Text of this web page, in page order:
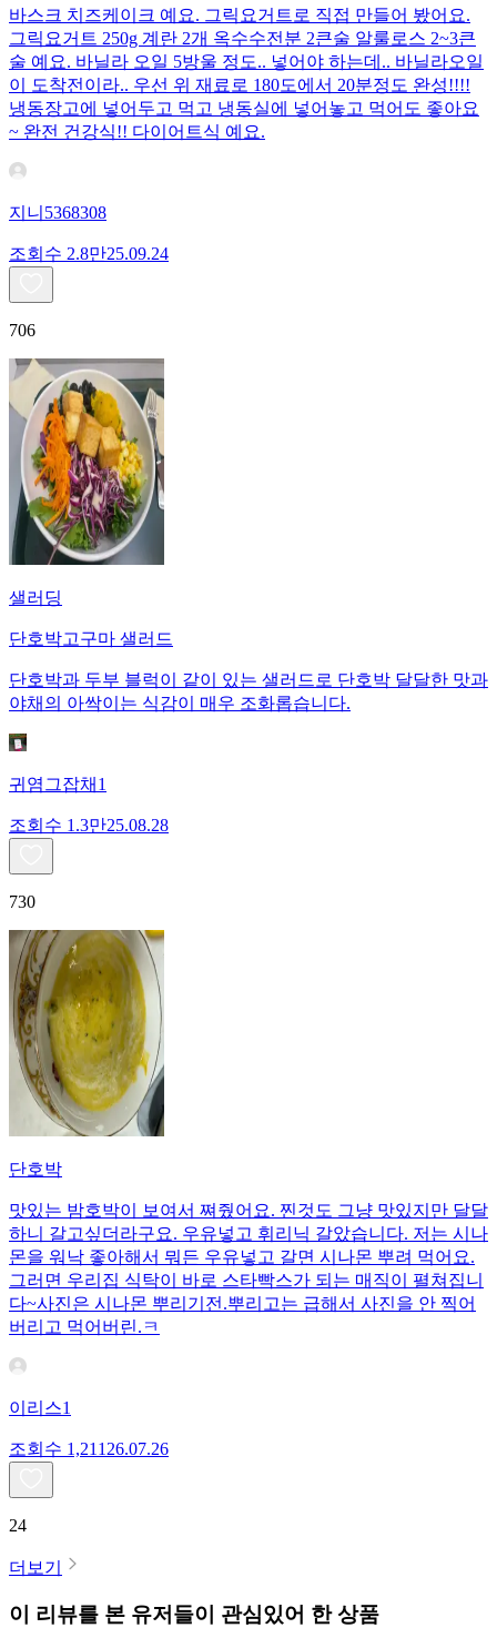
바스크 치즈케이크 예요. 그릭요거트로 직접 만들어 봤어요.
그릭요거트 250g 계란 2개 옥수수전분 2큰술 알룰로스 2~3큰
술 예요. 바닐라 오일 5방울 정도.. 넣어야 하는데.. 바닐라오일
이 도착전이라.. 우선 위 재료로 180도에서 20분정도 완성!!!!
냉동장고에 넣어두고 먹고 냉동실에 넣어놓고 먹어도 좋아요
~ 완전 건강식!! 다이어트식 예요.
지니5368308
조회수 2.8만25.09.24
706
샐러딩
단호박고구마 샐러드
단호박과 두부 블럭이 같이 있는 샐러드로 단호박 달달한 맛과
야채의 아싹이는 식감이 매우 조화롭습니다.
귀염그잡채1
조회수 1.3만25.08.28
730
단호박
맛있는 밤호박이 보여서 쪄줬어요. 찐것도 그냥 맛있지만 달달
하니 갈고싶더라구요. 우유넣고 휘리닉 갈았습니다. 저는 시나
몬을 워낙 좋아해서 뭐든 우유넣고 갈면 시나몬 뿌려 먹어요.
그러면 우리집 식탁이 바로 스타빡스가 되는 매직이 펼쳐집니
다~사진은 시나몬 뿌리기전.뿌리고는 급해서 사진을 안 찍어
버리고 먹어버린.ㅋ
이리스1
조회수 1,211 26.07.26
24
더보기
이 리뷰를 본 유저들이 관심있어 한 상품